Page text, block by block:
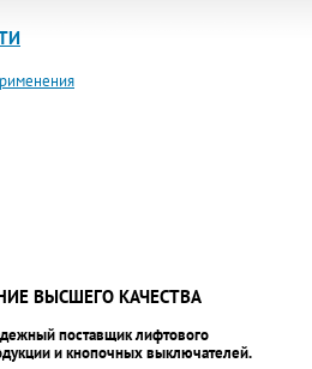
ВЫСШЕГО КАЧЕСТВА
поставщик лифтового
и кнопочных выключателей.